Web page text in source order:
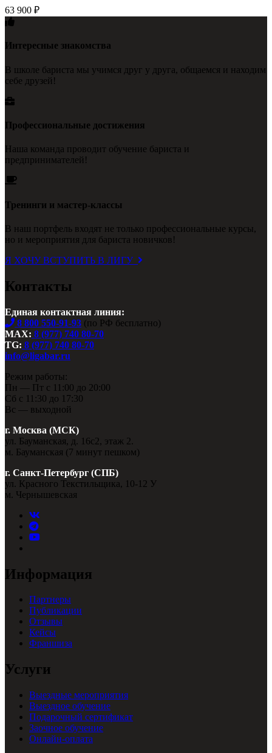
63 900 ₽
Интересные знакомства
В школе бариста мы учимся друг у друга, общаемся и находим
себе друзей!
Профессиональные достижения
Наша команда проводит обучение бариста и
предпринимателей!
Тренинги и мастер-классы
В наш портфель входят не только профессиональные курсы,
но и мероприятия для бариста новичков!
Я ХОЧУ ВСТУПИТЬ В ЛИГУ
Контакты
Единая контактная линия:
8 800 550-91-93 (по РФ бесплатно)
MAX: 8 (977) 740 80-70
TG: 8 (977) 740 80-70
info@ligabar.ru
Режим работы:
Пн — Пт с 11:00 до 20:00
Сб с 11:30 до 17:30
Вс — выходной
г. Москва (МСК)
ул. Бауманская, д. 16с2, этаж 2.
м. Бауманская (7 минут пешком)
г. Санкт-Петербург (СПБ)
ул. Красного Текстильщика, 10-12 У
м. Чернышевская
Информация
Партнеры
Публикации
Отзывы
Кейсы
Франшиза
Услуги
Выездные мероприятия
Выездное обучение
Подарочный сертификат
Заочное обучение
Онлайн-оплата